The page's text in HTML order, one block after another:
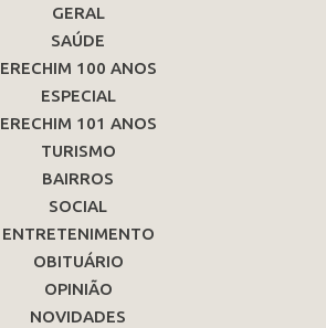
GERAL
SAÚDE
ERECHIM 100 ANOS
ESPECIAL
ERECHIM 101 ANOS
TURISMO
BAIRROS
SOCIAL
ENTRETENIMENTO
OBITUÁRIO
OPINIÃO
NOVIDADES